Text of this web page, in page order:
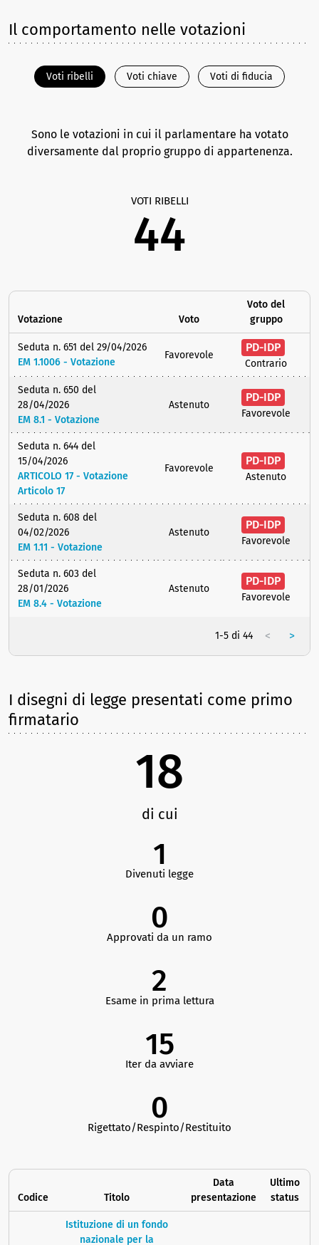
Il comportamento nelle votazioni
Voti ribelli Voti chiave Voti di fiducia
Sono le votazioni in cui il parlamentare ha votato
diversamente dal proprio gruppo di appartenenza.
VOTI RIBELLI
44
Votazione Voto
Voto del
gruppo
Seduta n. 651 del 29/04/2026
EM 1.1006 - Votazione
Favorevole
PD-IDP
Contrario
Seduta n. 650 del
28/04/2026
EM 8.1 - Votazione
Astenuto
PD-IDP
Favorevole
Seduta n. 644 del
15/04/2026
ARTICOLO 17 - Votazione
Articolo 17
Favorevole
PD-IDP
Astenuto
Seduta n. 608 del
04/02/2026
EM 1.11 - Votazione
Astenuto
PD-IDP
Favorevole
Seduta n. 603 del
28/01/2026
EM 8.4 - Votazione
Astenuto
PD-IDP
Favorevole
1-5 di 44 < >
I disegni di legge presentati come primo
firmatario
18
di cui
1
Divenuti legge
0
Approvati da un ramo
2
Esame in prima lettura
15
Iter da avviare
0
Rigettato/Respinto/Restituito
Codice Titolo
Data
presentazione
Ultimo
status
Istituzione di un fondo
nazionale per la